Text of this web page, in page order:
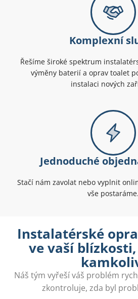
Komplexní
Řešíme široké spektrum
výměny baterií a oprav toalet
instalaci nových
Jednoduché
Stačí nám zavolat nebo vyplnit
vše postaráme.
Instalatérské
ve vaší
Náš tým vyřeší váš problém
zkontroluje, zda byl